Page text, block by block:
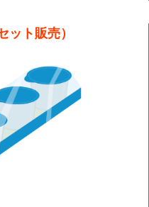
ト販売）